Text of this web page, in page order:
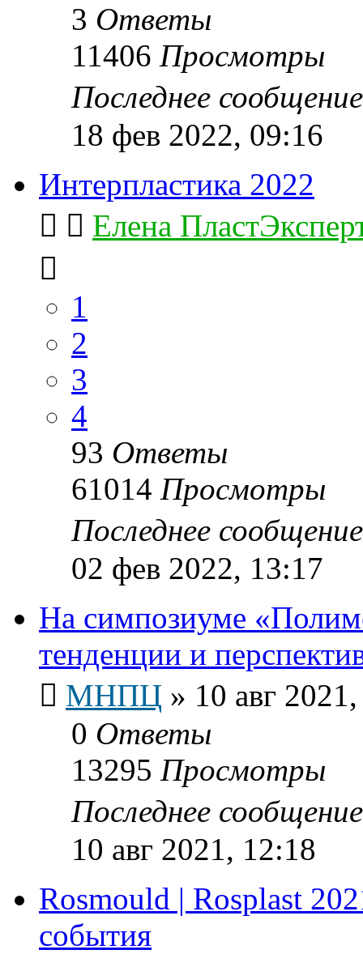
3 Ответы
11406 Просмотры
Последнее
18 фев 2022, 09:16
Интерпластика 2022
Елена
1
2
3
4
93 Ответы
61014 Просмотры
Последнее
02 фев 2022, 13:17
На симпозиуме
тенденции и
МНПЦ » 10 авг
0 Ответы
13295 Просмотры
Последнее
10 авг 2021, 12:18
Rosmould | Rosplast
события